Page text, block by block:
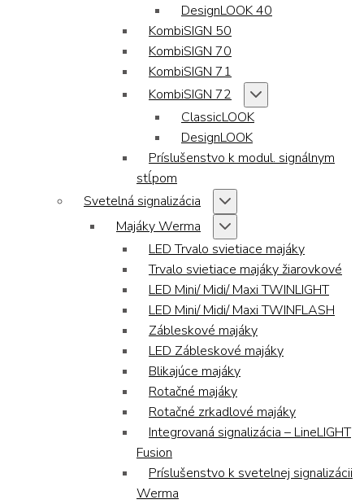
DesignLOOK 40
KombiSIGN 50
KombiSIGN 70
KombiSIGN 71
KombiSIGN 72
ClassicLOOK
DesignLOOK
Príslušenstvo k modul. signálnym
stĺpom
Svetelná signalizácia
Majáky Werma
LED Trvalo svietiace majáky
Trvalo svietiace majáky žiarovkové
LED Mini/ Midi/ Maxi TWINLIGHT
LED Mini/ Midi/ Maxi TWINFLASH
Zábleskové majáky
LED Zábleskové majáky
Blikajúce majáky
Rotačné majáky
Rotačné zrkadlové majáky
Integrovaná signalizácia – LineLIGHT
Fusion
Príslušenstvo k svetelnej signalizácii
Werma